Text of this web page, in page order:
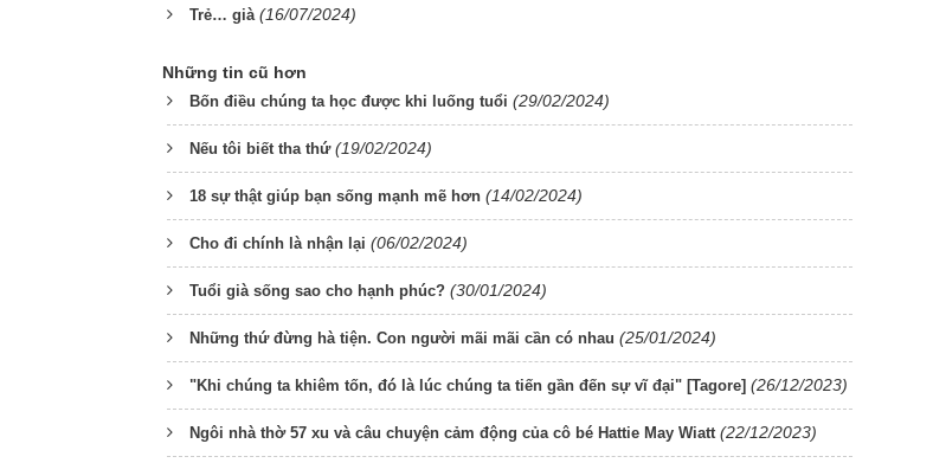
Trẻ… già (16/07/2024)
Những tin cũ hơn
Bốn điều chúng ta học được khi luống tuổi (29/02/2024)
Nếu tôi biết tha thứ (19/02/2024)
18 sự thật giúp bạn sống mạnh mẽ hơn (14/02/2024)
Cho đi chính là nhận lại (06/02/2024)
Tuổi già sống sao cho hạnh phúc? (30/01/2024)
Những thứ đừng hà tiện. Con người mãi mãi cần có nhau (25/01/2024)
"Khi chúng ta khiêm tốn, đó là lúc chúng ta tiến gần đến sự vĩ đại" [Tagore] (26/12/2023)
Ngôi nhà thờ 57 xu và câu chuyện cảm động của cô bé Hattie May Wiatt (22/12/2023)